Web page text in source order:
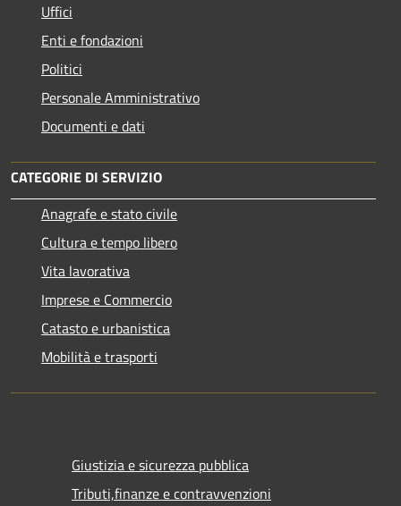
Uffici
Enti e fondazioni
Politici
Personale Amministrativo
Documenti e dati
CATEGORIE DI SERVIZIO
Anagrafe e stato civile
Cultura e tempo libero
Vita lavorativa
Imprese e Commercio
Catasto e urbanistica
Mobilità e trasporti
Giustizia e sicurezza pubblica
Tributi,finanze e contravvenzioni